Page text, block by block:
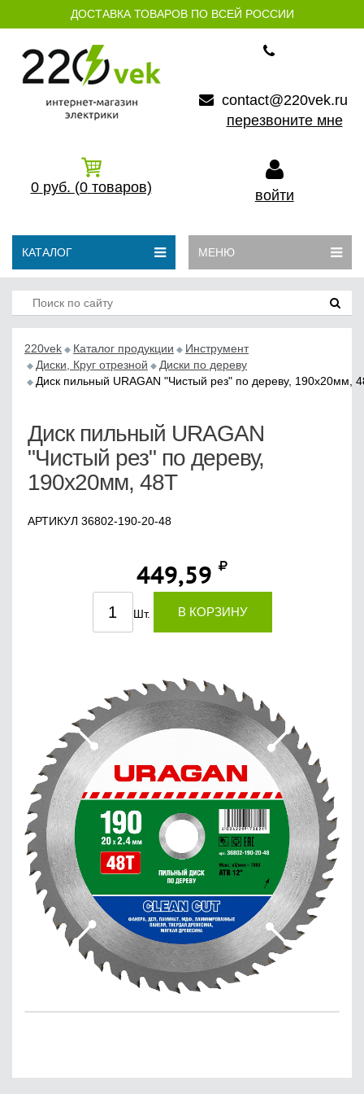
ДОСТАВКА ТОВАРОВ ПО ВСЕЙ РОССИИ
contact@220vek.ru
перезвоните мне
0 руб. (0 товаров) войти
КАТАЛОГ МЕНЮ
220vek Каталог продукции
Инструмент
Диски, Круг отрезной
Диски по дереву
Диск пильный URAGAN "Чистый рез" по дереву, 190х20мм,
Диск пильный URAGAN
"Чистый рез" по дереву,
190х20мм, 48Т
АРТИКУЛ 36802-190-20-48
449,59
Шт. В КОРЗИНУ